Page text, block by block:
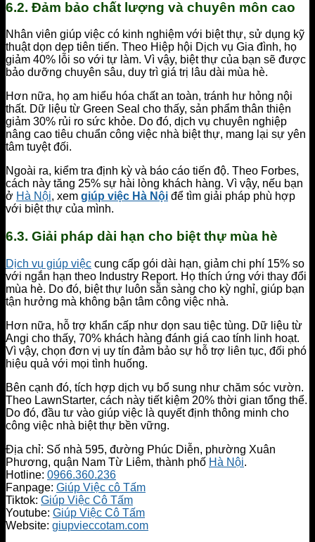
6.2. Đảm bảo chất lượng và chuyên môn cao
Nhân viên giúp việc có kinh nghiệm với biệt thự, sử dụng kỹ
thuật dọn dẹp tiên tiến. Theo Hiệp hội Dịch vụ Gia đình, họ
giảm 40% lỗi so với tự làm. Vì vậy, biệt thự của bạn sẽ được
bảo dưỡng chuyên sâu, duy trì giá trị lâu dài mùa hè.
Hơn nữa, họ am hiểu hóa chất an toàn, tránh hư hỏng nội
thất. Dữ liệu từ Green Seal cho thấy, sản phẩm thân thiện
giảm 30% rủi ro sức khỏe. Do đó, dịch vụ chuyên nghiệp
nâng cao tiêu chuẩn công việc nhà biệt thự, mang lại sự yên
tâm tuyệt đối.
Ngoài ra, kiểm tra định kỳ và báo cáo tiến độ. Theo Forbes,
cách này tăng 25% sự hài lòng khách hàng. Vì vậy, nếu bạn
ở Hà Nội, xem giúp việc Hà Nội để tìm giải pháp phù hợp
với biệt thự của mình.
6.3. Giải pháp dài hạn cho biệt thự mùa hè
Dịch vụ giúp việc cung cấp gói dài hạn, giảm chi phí 15% so
với ngắn hạn theo Industry Report. Họ thích ứng với thay đổi
mùa hè. Do đó, biệt thự luôn sẵn sàng cho kỳ nghỉ, giúp bạn
tận hưởng mà không bận tâm công việc nhà.
Hơn nữa, hỗ trợ khẩn cấp như dọn sau tiệc tùng. Dữ liệu từ
Angi cho thấy, 70% khách hàng đánh giá cao tính linh hoạt.
Vì vậy, chọn đơn vị uy tín đảm bảo sự hỗ trợ liên tục, đối phó
hiệu quả với mọi tình huống.
Bên cạnh đó, tích hợp dịch vụ bổ sung như chăm sóc vườn.
Theo LawnStarter, cách này tiết kiệm 20% thời gian tổng thể.
Do đó, đầu tư vào giúp việc là quyết định thông minh cho
công việc nhà biệt thự bền vững.
Địa chỉ: Số nhà 595, đường Phúc Diễn, phường Xuân
Phương, quận Nam Từ Liêm, thành phố Hà Nội.
Hotline: 0966.360.236
Fanpage: Giúp Việc cô Tấm
Tiktok: Giúp Việc Cô Tấm
Youtube: Giúp Việc Cô Tấm
Website: giupvieccotam.com